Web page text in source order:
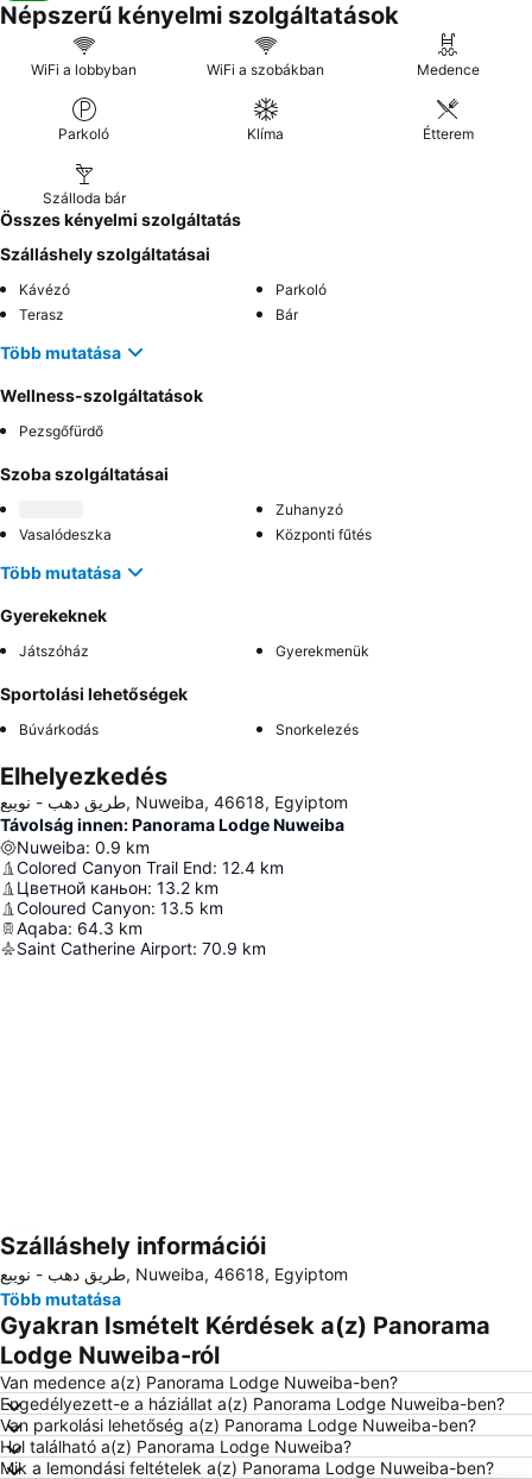
Népszerű kényelmi szolgáltatások
WiFi a lobbyban WiFi a szobákban Medence
Parkoló Klíma Étterem
Szálloda bár
Összes kényelmi szolgáltatás
Szálláshely szolgáltatásai
Kávézó
Parkoló
Terasz
Bár
Több mutatása
Wellness-szolgáltatások
Pezsgőfürdő
Szoba szolgáltatásai
Zuhanyzó
Vasalódeszka
Központi fűtés
Több mutatása
Gyerekeknek
Játszóház Gyerekmenük
Sportolási lehetőségek
Búvárkodás Snorkelezés
Elhelyezkedés
طريق دهب - نويبع, Nuweiba, 46618, Egyiptom
Távolság innen: Panorama Lodge Nuweiba
Nuweiba: 0.9 km
Colored Canyon Trail End: 12.4 km
Цветной каньон: 13.2 km
Coloured Canyon: 13.5 km
Aqaba: 64.3 km
Saint Catherine Airport: 70.9 km
Nagy méretű térkép
Szálláshely információi
طريق دهب - نويبع, Nuweiba, 46618, Egyiptom
Több mutatása
Gyakran Ismételt Kérdések a(z) Panorama
Lodge Nuweiba-ról
Van medence a(z) Panorama Lodge Nuweiba-ben?
Engedélyezett-e a háziállat a(z) Panorama Lodge Nuweiba-ben?
Van parkolási lehetőség a(z) Panorama Lodge Nuweiba-ben?
Hol található a(z) Panorama Lodge Nuweiba?
Mik a lemondási feltételek a(z) Panorama Lodge Nuweiba-ben?